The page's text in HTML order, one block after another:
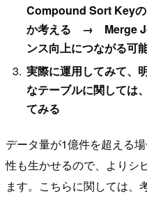
Compound Sort Keyの
か考える → Merge
ンス向上につながる可
実際に運用してみて、
なテーブルに関しては
てみる
データ量が1億件を超える
性も生かせるので、よりシ
ます。こちらに関しては、